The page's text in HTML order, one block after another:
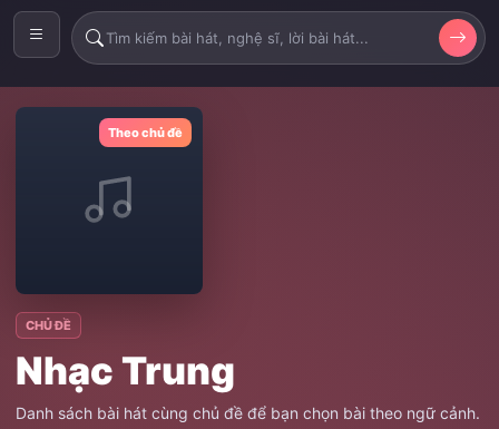
Theo chủ đề
CHỦ ĐỀ
Nhạc Trung
Danh sách bài hát cùng chủ đề để bạn chọn bài theo ngữ cảnh.